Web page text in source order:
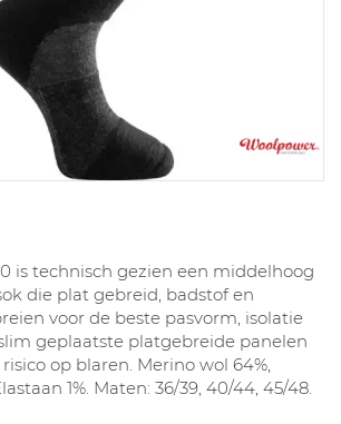
is technisch gezien een middelhoog
die plat gebreid, badstof en
voor de beste pasvorm, isolatie
geplaatste platgebreide panelen
op blaren. Merino wol 64%,
1%. Maten: 36/39, 40/44, 45/48.